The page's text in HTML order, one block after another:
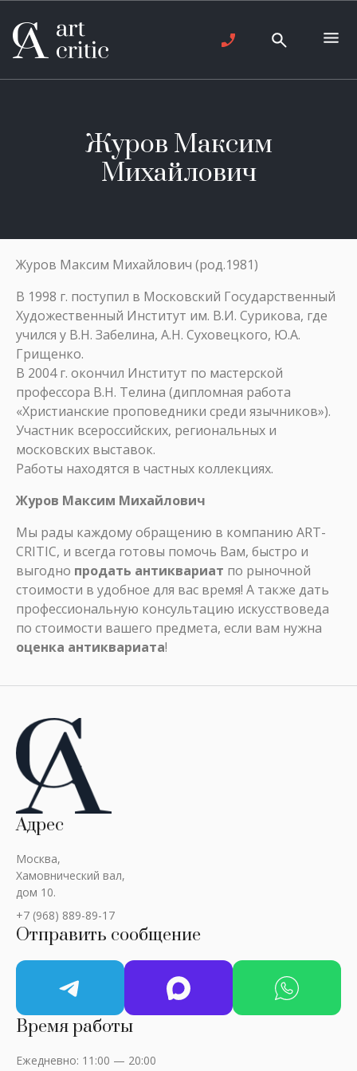
Журов Максим
Михайлович
Журов Максим Михайлович (род.1981)
В 1998 г. поступил в Московский Государственный
Художественный Институт им. В.И. Сурикова, где
учился у В.Н. Забелина, А.Н. Суховецкого, Ю.А.
Грищенко.
В 2004 г. окончил Институт по мастерской
профессора В.Н. Телина (дипломная работа
«Христианские проповедники среди язычников»).
Участник всероссийских, региональных и
московских выставок.
Работы находятся в частных коллекциях.
Журов Максим Михайлович
Мы рады каждому обращению в компанию ART-
CRITIC, и всегда готовы помочь Вам, быстро и
выгодно продать антиквариат по рыночной
стоимости в удобное для вас время! А также дать
профессиональную консультацию искусствоведа
по стоимости вашего предмета, если вам нужна
оценка антиквариата!
Адрес
Москва,
Хамовнический вал,
дом 10.
+7 (968) 889-89-17
Отправить сообщение
Время работы
Ежедневно: 11:00 — 20:00